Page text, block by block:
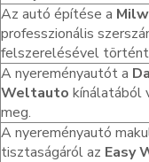
Az autó építése a
professzionális
felszerelésével
A nyereményautót a
Weltauto kínálatából
meg.
A nyereményautó
tisztaságáról az Easy